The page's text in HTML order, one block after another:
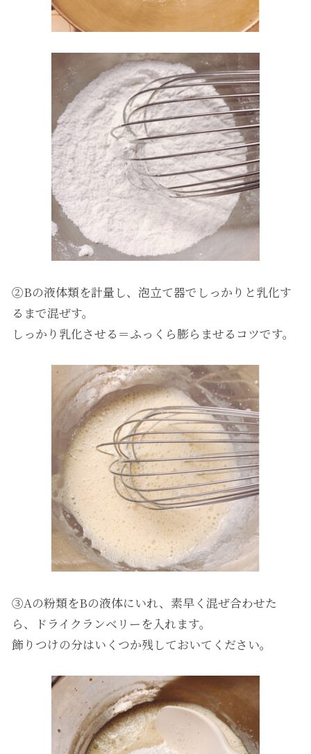
②Bの液体類を計量し、泡立て器でしっかりと乳化す
るまで混ぜす。
しっかり乳化させる＝ふっくら膨らませるコツです。
③Aの粉類をBの液体にいれ、素早く混ぜ合わせた
ら、ドライクランベリーを入れます。
飾りつけの分はいくつか残しておいてください。